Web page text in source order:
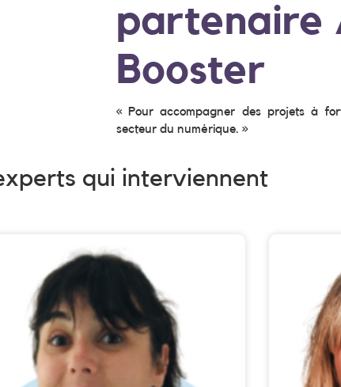
partenaire
Booster
« Pour accompagner des projets à
secteur du numérique. »
qui interviennent